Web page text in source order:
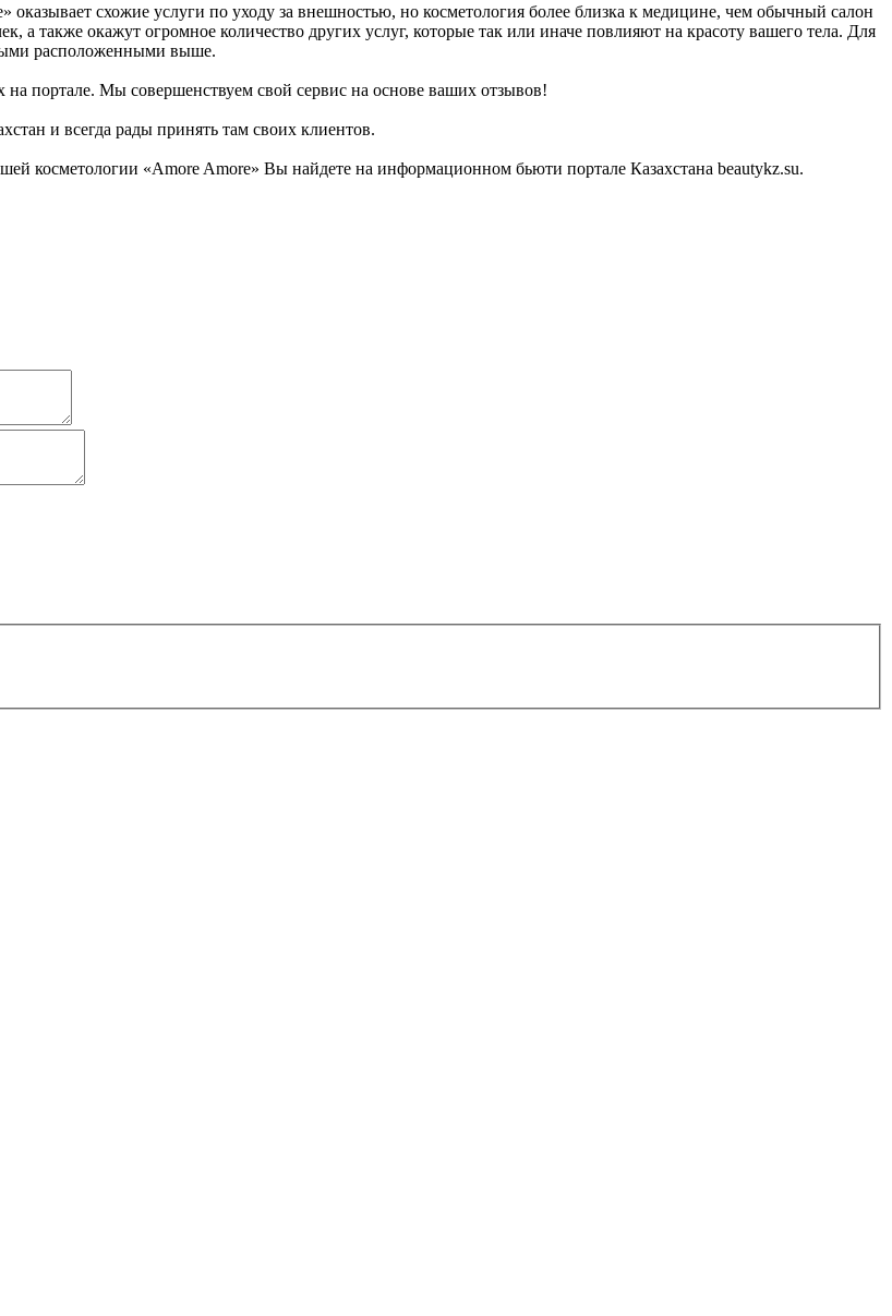
схожие услуги по уходу за внешностью, но косметология более близка к медицине, чем обычный салон
а также окажут огромное количество других услуг, которые так или иначе повлияют на красоту вашего тела. Для
расположенными выше.
портале. Мы совершенствуем свой сервис на основе ваших отзывов!
и всегда рады принять там своих клиентов.
косметологии «Amore Amore» Вы найдете на информационном бьюти портале Казахстана beautykz.su.